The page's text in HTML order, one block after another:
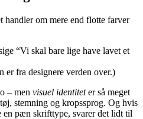
om mere end flotte farver
“Vi skal bare lige have lavet et
er fra designere verden over.)
– men visuel identiteter så meget
stemning og kropssprog. Og hvis
en pæn skrifttype, svarer det lidt til